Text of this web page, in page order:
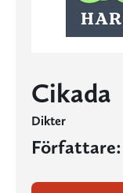
Cikada
Dikter
Författare: